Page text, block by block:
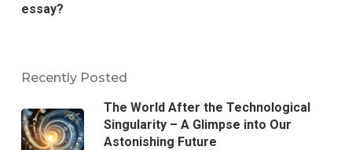
essay?
Recently Posted
The World After the Technological
Singularity – A Glimpse into Our
Astonishing Future